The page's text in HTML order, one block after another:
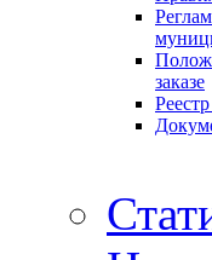
заказе